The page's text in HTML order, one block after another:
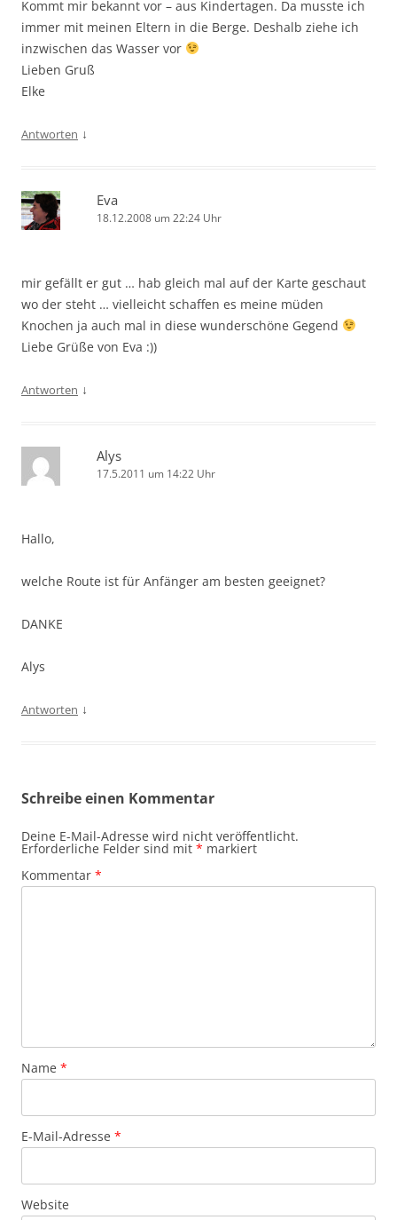
Kommt mir bekannt vor – aus Kindertagen. Da musste ich
immer mit meinen Eltern in die Berge. Deshalb ziehe ich
inzwischen das Wasser vor
Lieben Gruß
Elke
Antworten ↓
Eva
18.12.2008 um 22:24 Uhr
mir gefällt er gut … hab gleich mal auf der Karte geschaut
wo der steht … vielleicht schaffen es meine müden
Knochen ja auch mal in diese wunderschöne Gegend
Liebe Grüße von Eva :))
Antworten ↓
Alys
17.5.2011 um 14:22 Uhr
Hallo,
welche Route ist für Anfänger am besten geeignet?
DANKE
Alys
Antworten ↓
Schreibe einen Kommentar
Deine E-Mail-Adresse wird nicht veröffentlicht.
Erforderliche Felder sind mit * markiert
Kommentar *
Name *
E-Mail-Adresse *
Website